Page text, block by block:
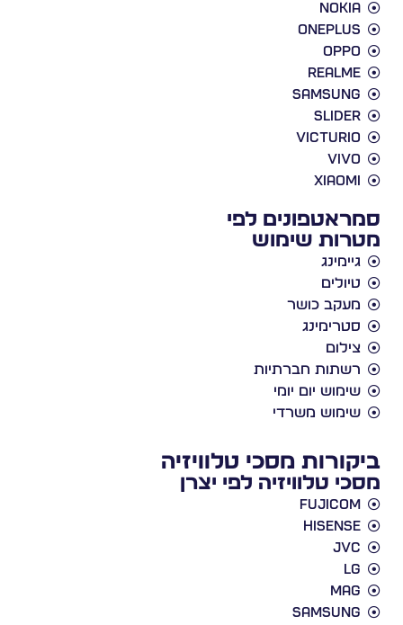
Nokia
Oneplus
Oppo
Realme
Samsung
slider
victurio
vivo
xiaomi
סמראטפונים לפי
מטרות שימוש
גיימינג
טיולים
מעקב כושר
סטרימינג
צילום
רשתות חברתיות
שימוש יום יומי
שימוש משרדי
ביקורות מסכי טלוויזיה
מסכי טלוויזיה לפי יצרן
Fujicom
Hisense
JVC
LG
Mag
Samsung